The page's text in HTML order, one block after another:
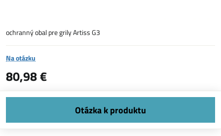
ochranný obal pre grily Artiss G3
Na otázku
80,98 €